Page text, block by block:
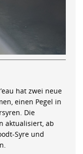
hat zwei neue
einen Pegel in
Die
aktualisiert, ab
Syre und